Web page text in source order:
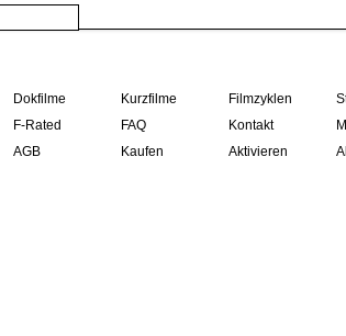
Dokfilme Kurzfilme Filmzyklen
F-Rated FAQ Kontakt
AGB Kaufen Aktivieren